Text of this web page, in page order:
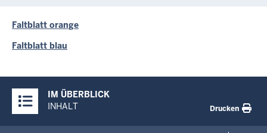
Faltblatt orange
Faltblatt blau
Inhalte
IM ÜBERBLICK
INHALT
Drucken